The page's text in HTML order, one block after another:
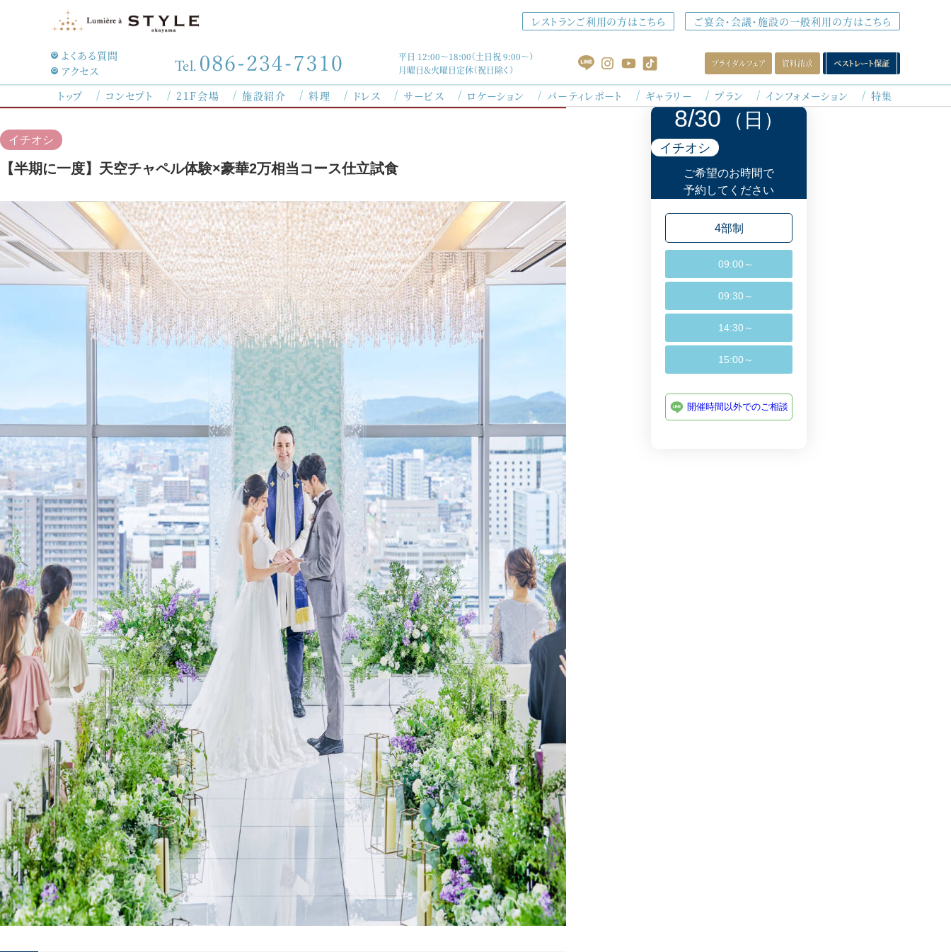
レストランご利用の方はこちら ご宴会・会議・施設の一般利用の方はこちら
よくある質問
アクセス
Tel.
平日 12:00～18:00（土日祝 9:00～）
月曜日＆火曜日定休（祝日除く）
最新のイチオシフェアはこちら
8/8 土
09:00～/09:30～/14:30～/15:00～
直前OK【8年連続人気♪】和牛と甘鯛の贅沢
試食×チャペル＆ドレス体験
10:30～/11:00～/15:00～/15:30～
当日OK【花嫁ALL体験】憧れチャペル×豪華
6品無料試食×衣装48万円プレゼント
ブライダルフェア一覧
ブライダルフェア 資料請求 ベストレート保証
トップ コンセプト 21F会場
コンセプト セレモニー パーティ
施設紹介 料理 ドレス サービス ロケーション パーティレポート ギャラリー プラン インフォメーション 特集
8/30（日）
イチオシ
【半期に一度】天空チャペル体験×豪華2万相当コース仕立試食
8/30 （日）
イチオシ
ご希望のお時間で
予約してください
4部制
09:00～
09:30～
14:30～
15:00～
開催時間以外でのご相談